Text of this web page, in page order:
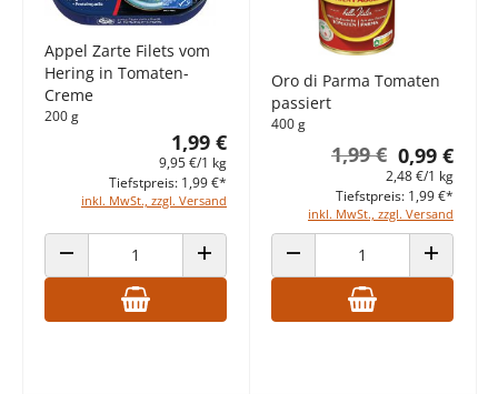
Appel Zarte Filets vom
Hering in Tomaten-
Creme
200 g
1,99 €
9,95 €/1 kg
inkl. MwSt., zzgl. Versand
Tiefstpreis: 1,99 €*
ANZAHL VERRINGERN ANZAHL ERHÖHEN
Oro di Parma Tomaten
passiert
400 g
0,99 €
1,99 €
2,48 €/1 kg
inkl. MwSt., zzgl. Versand
Tiefstpreis: 1,99 €*
ANZAHL VERRINGERN ANZAHL